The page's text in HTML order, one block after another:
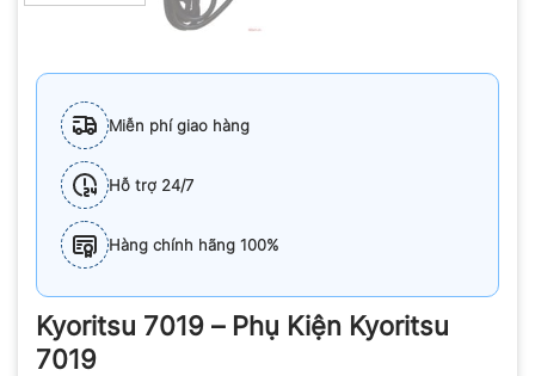
Miễn phí giao hàng
Hỗ trợ 24/7
Hàng chính hãng 100%
Kyoritsu 7019 – Phụ Kiện Kyoritsu
7019